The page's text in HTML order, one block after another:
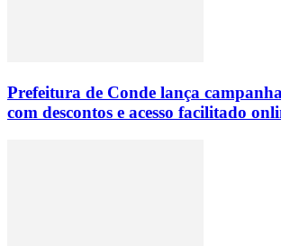
Prefeitura de Conde lança
com descontos e acesso facilitado